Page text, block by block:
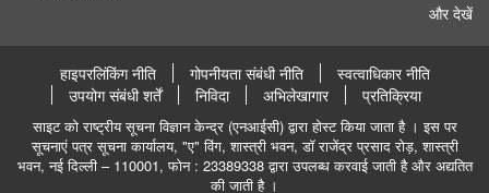
और देखें
हाइपरलिंकिंग नीति गोपनीयता संबंधी नीति
स्वत्वाधिकार नीति
उपयोग संबंधी शर्तें
निविदा अभिलेखागार प्रतिक्रिया
साइट को राष्ट्रीय सूचना विज्ञान केन्द्र (एनआईसी) द्वारा होस्ट किया जाता है । इस पर
सूचनाएं पत्र सूचना कार्यालय, "ए" विंग, शास्त्री भवन, डॉ राजेंद्र प्रसाद रोड़, शास्त्री
भवन, नई दिल्ली – 110001, फोन : 23389338 द्वारा उपलब्ध करवाई जाती है और अद्यतित
की जाती है ।